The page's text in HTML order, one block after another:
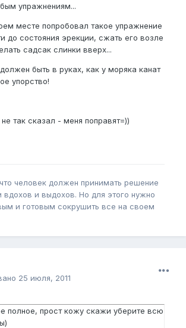
упражнениям...
месте попробовал такое упражнение
до состояния эрекции, сжать его возле
садсак слинки вверх...
быть в руках, как у моряка канат
упорство!
так сказал - меня поправят=))
человек должен принимать решение
вдохов и выдохов. Но для этого нужно
и готовым сокрушить все на своем
25 июля, 2011
полное, прост кожу скажи уберите всю